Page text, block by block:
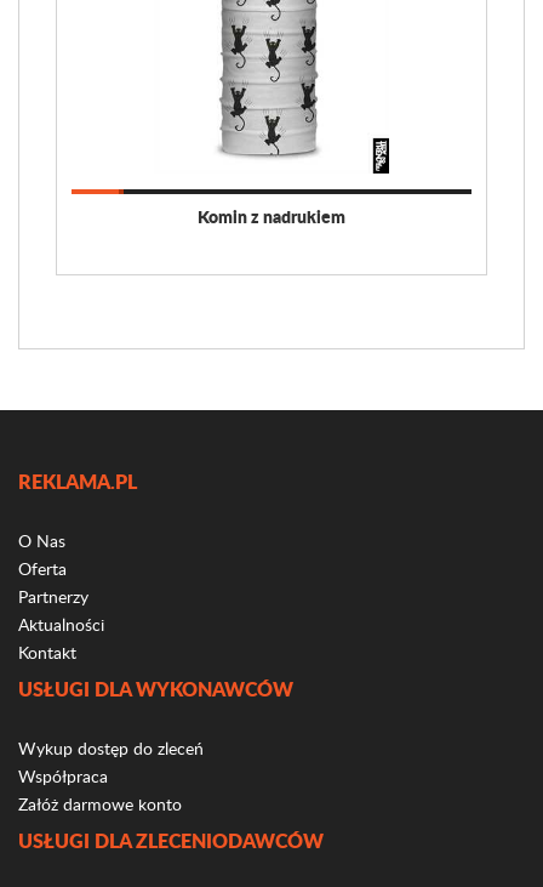
Komin z nadrukiem
REKLAMA.PL
O Nas
Oferta
Partnerzy
Aktualności
Kontakt
USŁUGI DLA WYKONAWCÓW
Wykup dostęp do zleceń
Współpraca
Załóż darmowe konto
USŁUGI DLA ZLECENIODAWCÓW